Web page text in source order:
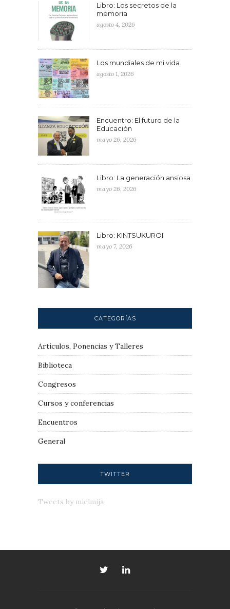
Libro: Los secretos de la
memoria
agosto 4, 2026
Los mundiales de mi vida
agosto 1, 2026
Encuentro: El futuro de la
Educación
mayo 26, 2026
Libro: La generación ansiosa
mayo 26, 2026
Libro: KINTSUKUROI
mayo 7, 2026
CATEGORÍAS
Artículos, Ponencias y Talleres
Biblioteca
Congresos
Cursos y conferencias
Encuentros
General
TWITTER
Tweets by mielmija